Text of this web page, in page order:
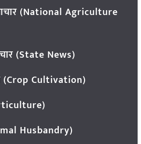
(National Agriculture
(State News)
Cultivation)
Husbandry)